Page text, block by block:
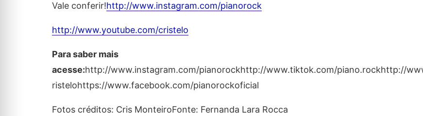
Vale conferir!http://www.instagram.com/pianorock
http://www.youtube.com/cristelo
Para saber mais
acesse:http://www.instagram.com/pianorockhttp://www.tiktok.com/piano.rockhttp://
ristelohttps://www.facebook.com/pianorockoficial
Fotos créditos: Cris MonteiroFonte: Fernanda Lara Rocca